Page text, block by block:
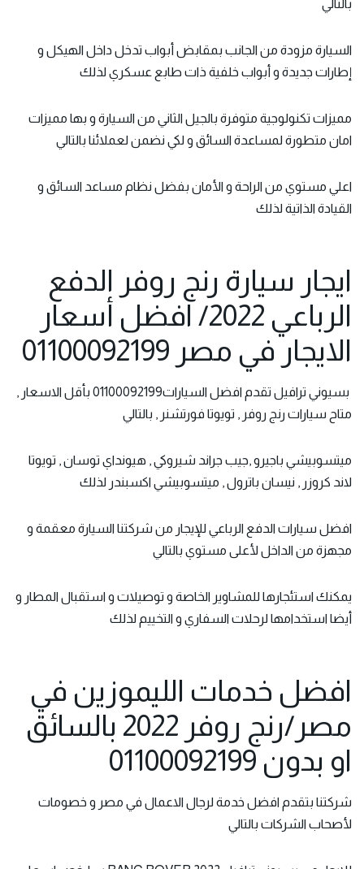
بالتالي
السيارة مزودة من الجانب بمقابض أبواب تدخل داخل الهيكل و
إطارات جديدة و أبواب خلفية ذات طابع عسكري لذلك
مميزات تكنولوجية متوفرة بالجيل الثاني من السيارة و بها مميزات
امان متطورة لمساعدة السائق و لكي نضمن لعملائنا بالتالي
اعلي مستوي من الراحة و الأمان بفضل نظام مساعد السائق و
القيادة الذاتية لذلك
ايجار سيارة رنج روفر الدفع
الرباعي 2022/ افضل أسعار
الايجار في مصر 01100092199
بسيوني ترافيل تقدم افضل السيارات01100092199 بأقل الاسعار ,
متاح سيارات رنج روفر , تويوتا فورتشنر , بالتالي
ميتسوبيشي باجيرو ,جيب جراند شيروكي , هيونداي توسان , تويوتا
لاند كروزر , نيسان باترول , ميتسوبيشي اكسبندر لذلك
افضل سيارات الدفع الرباعي للإيجار من شركتنا السيارة معقمة و
مجهزة من الداخل لأعلى مستوي بالتالي
يمكنك استئجارها للمشاوير الخاصة و توصيلات و استقبال المطار و
أيضا استخدامها لرحلات السفاري و التخييم لذلك
افضل خدمات الليموزين في
مصر/رنج روفر 2022 بالسائق
او بدون 01100092199
شركتنا بتقدم افضل خدمة لرجال الاعمال في مصر و خصومات
لأصحاب الشركات بالتالي